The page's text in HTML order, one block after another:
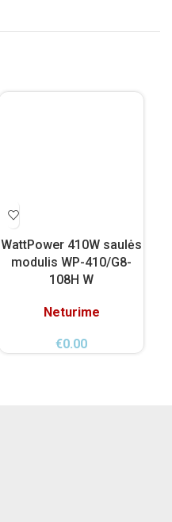
WattPower 410W saulės
modulis WP-410/G8-
108H W
Neturime
€0.00